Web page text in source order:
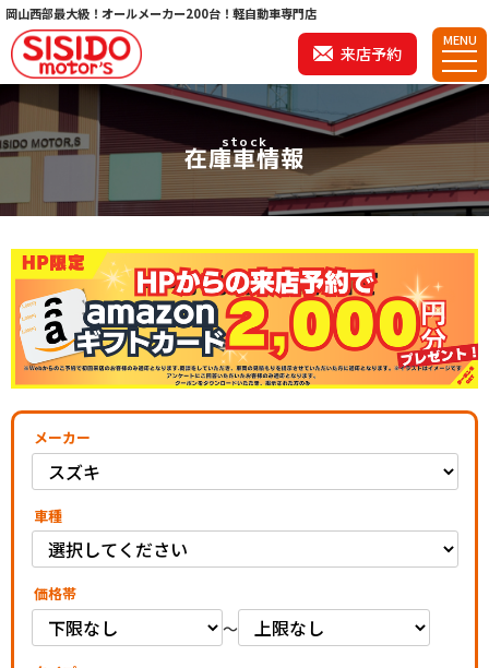
岡山西部最大級！オールメーカー200台！軽自動車専門店
来店予約
MENU
stock
在庫車情報
メーカー
車種
価格帯
～